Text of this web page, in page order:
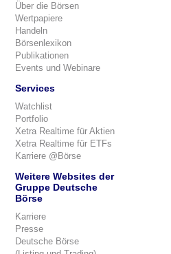
Über die Börsen
Wertpapiere
Handeln
Börsenlexikon
Publikationen
Events und Webinare
Services
Watchlist
Portfolio
Xetra Realtime für Aktien
Xetra Realtime für ETFs
Karriere @Börse
Weitere Websites der
Gruppe Deutsche
Börse
Karriere
Presse
Deutsche Börse